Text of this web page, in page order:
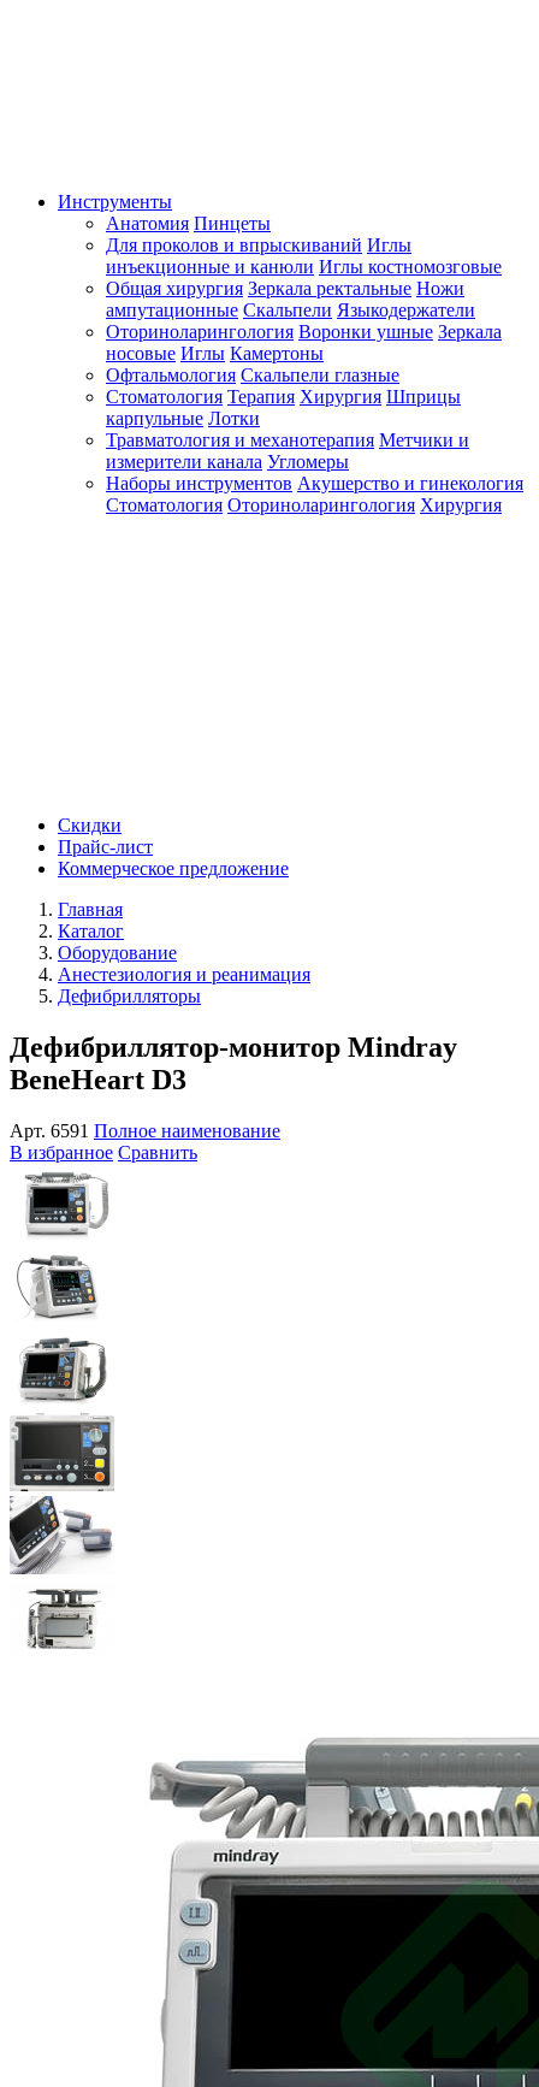
Инструменты
Анатомия Пинцеты
Для проколов и впрыскиваний Иглы
инъекционные и канюли Иглы костномозговые
Общая хирургия Зеркала ректальные Ножи
ампутационные Скальпели Языкодержатели
Оториноларингология Воронки ушные Зеркала
носовые Иглы Камертоны
Офтальмология Скальпели глазные
Стоматология Терапия Хирургия Шприцы
карпульные Лотки
Травматология и механотерапия Метчики и
измерители канала Угломеры
Наборы инструментов Акушерство и гинекология
Стоматология Оториноларингология Хирургия
Скидки
Прайс-лист
Коммерческое предложение
Главная
Каталог
Оборудование
Анестезиология и реанимация
Дефибрилляторы
Дефибриллятор-монитор Mindray
BeneHeart D3
Арт. 6591 Полное наименование
В избранное Сравнить